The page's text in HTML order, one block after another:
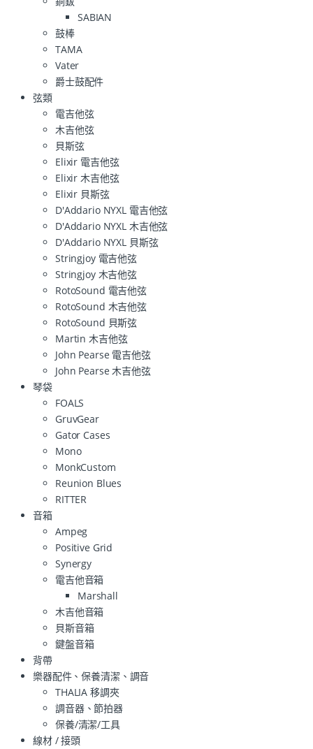
SABIAN
鼓棒
TAMA
Vater
爵士鼓配件
弦類
電吉他弦
木吉他弦
貝斯弦
Elixir 電吉他弦
Elixir 木吉他弦
Elixir 貝斯弦
D'Addario NYXL 電吉他弦
D'Addario NYXL 木吉他弦
D'Addario NYXL 貝斯弦
Stringjoy 電吉他弦
Stringjoy 木吉他弦
RotoSound 電吉他弦
RotoSound 木吉他弦
RotoSound 貝斯弦
Martin 木吉他弦
John Pearse 電吉他弦
John Pearse 木吉他弦
琴袋
FOALS
GruvGear
Gator Cases
Mono
MonkCustom
Reunion Blues
RITTER
音箱
Ampeg
Positive Grid
Synergy
電吉他音箱
Marshall
木吉他音箱
貝斯音箱
鍵盤音箱
背帶
樂器配件、保養清潔、調音
THALIA 移調夾
調音器、節拍器
保養/清潔/工具
線材 / 接頭